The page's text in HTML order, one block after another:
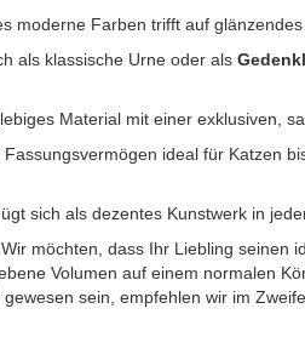
moderne Farben trifft auf glänzendes
als klassische Urne oder als
Material mit einer exklusiven,
Fassungsvermögen ideal für Katzen
sich als dezentes Kunstwerk in
Wir möchten, dass Ihr Liebling seinen
Volumen auf einem normalen
sein, empfehlen wir im